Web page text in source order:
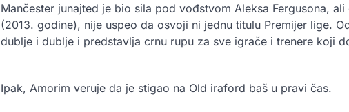
Mančester junajted je bio sila pod vođstvom Aleksa Fergusona,
(2013. godine), nije uspeo da osvoji ni jednu titulu Premijer lige.
dublje i dublje i predstavlja crnu rupu za sve igrače i trenere koji
Ipak, Amorim veruje da je stigao na Old iraford baš u pravi čas.